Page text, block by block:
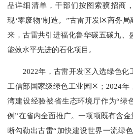
品详细清单，干部们按图索骥招商
现‘零废物’制造。”古雷开发区商务
来，古雷共引进福化鲁华碳五碳九、
能效水平先进的石化项目。
2022年，古雷开发区入选绿色化
工信部国家级绿色工业园区；2024
湾建设经验被省生态环境厅作为“绿
例”在省内全面推广。一项项既有含
晰勾勒出古雷“加快建设世界一流绿